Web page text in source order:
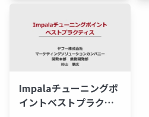
Impalaチューニングポ
イントベストプラクテ